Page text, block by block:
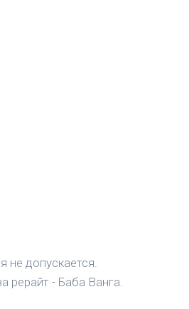
допускается.
рерайт - Баба Ванга.